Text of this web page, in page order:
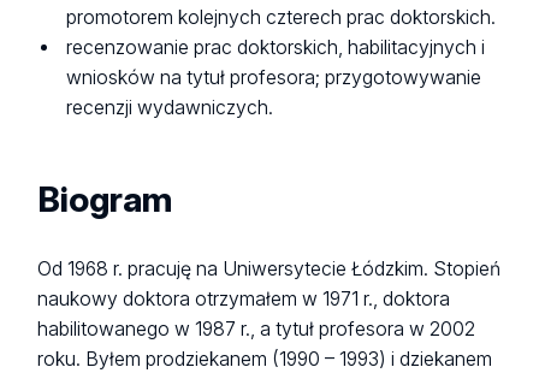
promotorem kolejnych czterech prac doktorskich.
recenzowanie prac doktorskich, habilitacyjnych i
wniosków na tytuł profesora; przygotowywanie
recenzji wydawniczych.
Biogram
Od 1968 r. pracuję na Uniwersytecie Łódzkim. Stopień
naukowy doktora otrzymałem w 1971 r., doktora
habilitowanego w 1987 r., a tytuł profesora w 2002
roku. Byłem prodziekanem (1990 – 1993) i dziekanem